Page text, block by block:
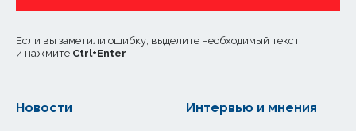
Если вы заметили ошибку, выделите необходимый текст
и нажмите Ctrl+Enter
Новости Интервью и мнения